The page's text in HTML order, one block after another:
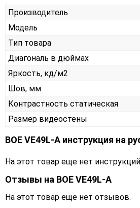
Производитель
Модель
Тип товара
Диагональ в дюймах
Яркость, кд/м2
Шов, мм
Контрастность статическая
Размер видеостены
BOE VE49L-A инструкция на
На этот товар еще нет инструкций
Отзывы на BOE VE49L-A
На этот товар еще нет отзывов.